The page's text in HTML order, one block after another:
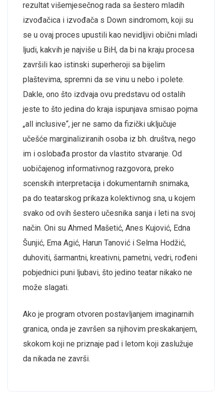
rezultat višemjesečnog rada sa šestero mladih
izvođačica i izvođača s Down sindromom, koji su
se u ovaj proces upustili kao nevidljivi obični mladi
ljudi, kakvih je najviše u BiH, da bi na kraju procesa
završili kao istinski superheroji sa bijelim
plaštevima, spremni da se vinu u nebo i polete.
Dakle, ono što izdvaja ovu predstavu od ostalih
jeste to što jedina do kraja ispunjava smisao pojma
„all inclusive“, jer ne samo da fizički uključuje
učešće marginaliziranih osoba iz bh. društva, nego
im i oslobađa prostor da vlastito stvaranje. Od
uobičajenog informativnog razgovora, preko
scenskih interpretacija i dokumentarnih snimaka,
pa do teatarskog prikaza kolektivnog sna, u kojem
svako od ovih šestero učesnika sanja i leti na svoj
način. Oni su Ahmed Mašetić, Anes Kujović, Edna
Šunjić, Ema Agić, Harun Tanović i Selma Hodžić,
duhoviti, šarmantni, kreativni, pametni, vedri, rođeni
pobjednici puni ljubavi, što jedino teatar nikako ne
može slagati.
Ako je program otvoren postavljanjem imaginarnih
granica, onda je završen sa njihovim preskakanjem,
skokom koji ne priznaje pad i letom koji zaslužuje
da nikada ne završi.